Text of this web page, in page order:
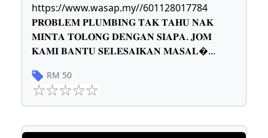
https://www.wasap.my//601128017784
𝐏𝐑𝐎𝐁𝐋𝐄𝐌 𝐏𝐋𝐔𝐌𝐁𝐈𝐍𝐆 𝐓𝐀𝐊 𝐓𝐀𝐇𝐔 𝐍𝐀𝐊
𝐌𝐈𝐍𝐓𝐀 𝐓𝐎𝐋𝐎𝐍𝐆 𝐃𝐄𝐍𝐆𝐀𝐍 𝐒𝐈𝐀𝐏𝐀. 𝐉𝐎𝐌
𝐊𝐀𝐌𝐈 𝐁𝐀𝐍𝐓𝐔 𝐒𝐄𝐋𝐄𝐒𝐀𝐈𝐊𝐀𝐍 𝐌𝐀𝐒𝐀𝐋...
RM 50